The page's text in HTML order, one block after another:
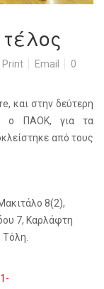
Print Email
0
και στην δεύτερη
ο ΠΑΟΚ, για τα
από τους
8(2),
7, Καρλάφτη